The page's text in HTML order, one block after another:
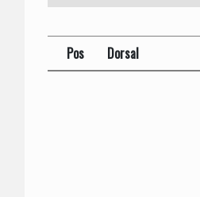
Pos Dorsal